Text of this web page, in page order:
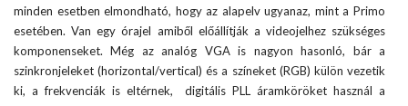
minden esetben elmondható, hogy az alapelv ugyanaz, mint a Primo
esetében. Van egy órajel amiből előállítják a videojelhez szükséges
komponenseket. Még az analóg VGA is nagyon hasonló, bár a
szinkronjeleket (horizontal/vertical) és a színeket (RGB) külön vezetik
ki, a frekvenciák is eltérnek, digitális PLL áramköröket használ a